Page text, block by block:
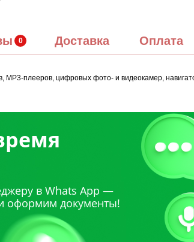
Доставка Оплата
плееров, цифровых фото- и видеокамер,
в Whats App —
оформим документы!